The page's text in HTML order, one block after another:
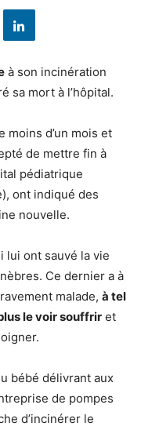
à son incinération
sa mort à l’hôpital.
moins d’un mois et
de mettre fin à
pédiatrique
ont indiqué des
nouvelle.
lui ont sauvé la vie
Ce dernier a à
malade, à tel
le voir souffrir et
bébé délivrant aux
de pompes
d’incinérer le